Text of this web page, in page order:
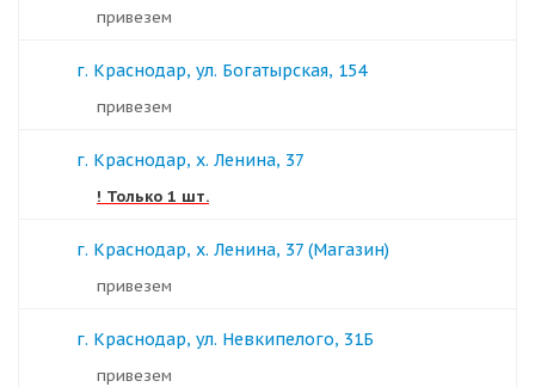
Привезем
г. Краснодар, ул. Богатырская, 154
Привезем
г. Краснодар, х. Ленина, 37
! Только 1 шт.
г. Краснодар, х. Ленина, 37 (Магазин)
Привезем
г. Краснодар, ул. Невкипелого, 31Б
Привезем